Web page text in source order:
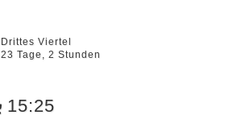
Drittes Viertel
23 Tage, 2 Stunden
15:25